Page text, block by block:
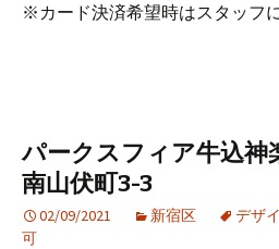
※カード決済希望時はスタッフ
パークスフィア牛込神
南山伏町3-3
02/09/2021 新宿区 デザ
可